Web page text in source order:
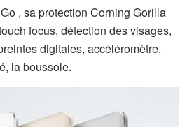
, sa protection Corning Gorilla
focus, détection des visages,
digitales, accéléromètre,
la boussole.